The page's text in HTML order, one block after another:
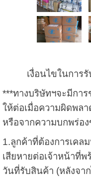
เงื่อนไขในการ
***ทางบริษัทฯจะมีกา
ให้ต่อเมื่อความผิดพล
หรือจากความบกพร่อ
1.ลูกค้าที่ต้องการเคล
เสียหายต่อเจ้าหน้าที่
วันที่รับสินค้า (หลังจา